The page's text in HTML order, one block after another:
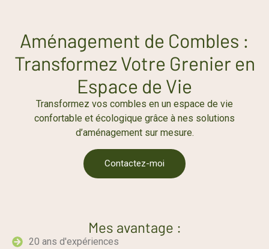
Aménagement de Combles :
Transformez Votre Grenier en
Espace de Vie
Transformez vos combles en un espace de vie
confortable et écologique grâce à nes solutions
d’aménagement sur mesure.
Contactez-moi
Mes avantage :
20 ans d'expériences